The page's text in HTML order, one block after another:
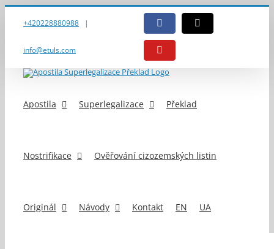
Přeskočit
+420228880988 |
info@etuls.com
FacebookE-
mail
YouTube
Apostila Superlegalizace Překlad
Nostrifikace Ověřování cizozemských listin
Originál Návody Kontakt EN UA